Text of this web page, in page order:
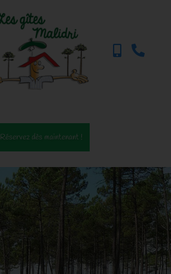
Réservez dès maintenant !